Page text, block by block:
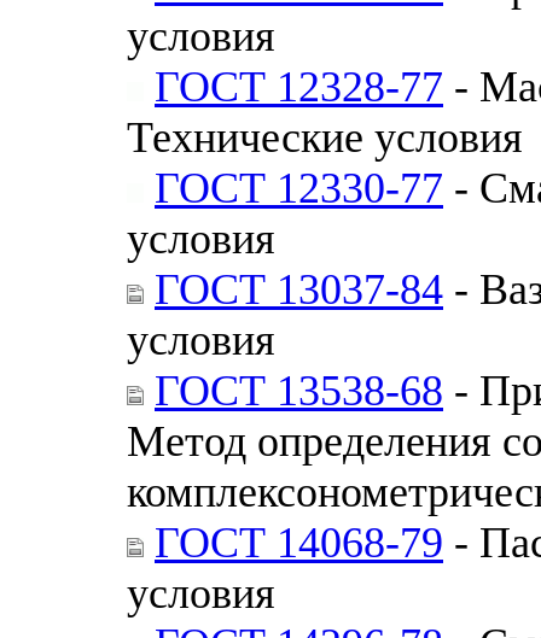
условия
ГОСТ 12328-77 -
Технические условия
ГОСТ 12330-77 -
условия
ГОСТ 13037-84 -
условия
ГОСТ 13538-68 -
Метод определения
ГОСТ 14068-79 -
условия